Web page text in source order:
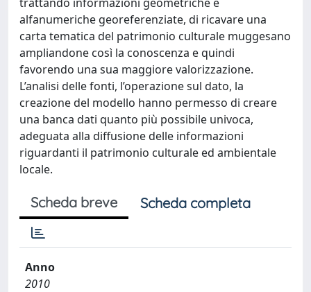
alfanumeriche georeferenziate, di ricavare una
carta tematica del patrimonio culturale muggesano
ampliandone così la conoscenza e quindi
favorendo una sua maggiore valorizzazione.
L’analisi delle fonti, l’operazione sul dato, la
creazione del modello hanno permesso di creare
una banca dati quanto più possibile univoca,
adeguata alla diffusione delle informazioni
riguardanti il patrimonio culturale ed ambientale
locale.
Scheda breve Scheda completa
Anno
2010